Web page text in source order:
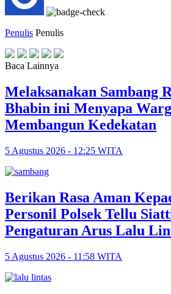
Penulis Penulis
Baca Lainnya
Melaksanakan Sambang
Bhabin ini Menyapa
Membangun Kedekatan
5 Agustus 2026 - 12:25 WITA
Berikan Rasa Aman
Personil Polsek Tellu
Pengaturan Arus Lalu
5 Agustus 2026 - 11:58 WITA